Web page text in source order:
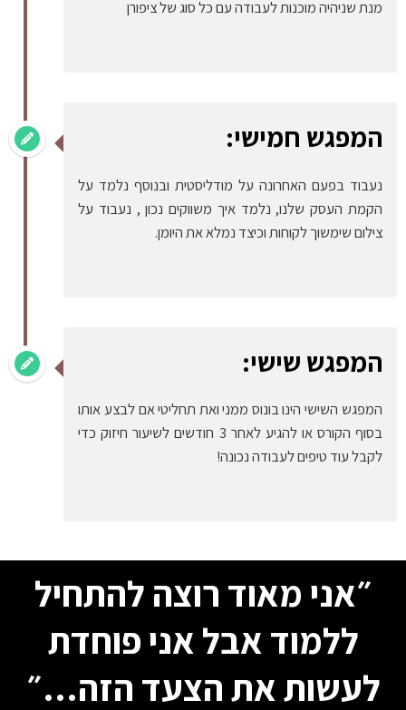
מנת שניהיה מוכנות לעבודה עם כל סוג של ציפורן
המפגש חמישי:
נעבוד בפעם האחרונה על מודליסטית ובנוסף נלמד על
הקמת העסק שלנו, נלמד איך משווקים נכון , נעבוד על
צילום שימשוך לקוחות וכיצד נמלא את היומן.
המפגש שישי:
המפגש השישי הינו בונוס ממני ואת תחליטי אם לבצע אותו
בסוף הקורס או להגיע לאחר 3 חודשים לשיעור חיזוק כדי
לקבל עוד טיפים לעבודה נכונה!
״אני מאוד רוצה להתחיל
ללמוד אבל אני פוחדת
לעשות את הצעד הזה…״